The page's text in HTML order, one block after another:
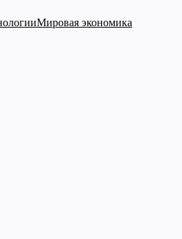
Мировая экономика